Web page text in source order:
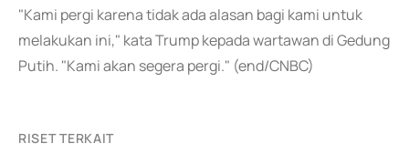
"Kami pergi karena tidak ada alasan bagi kami untuk
melakukan ini," kata Trump kepada wartawan di Gedung
Putih. "Kami akan segera pergi." (end/CNBC)
RISET TERKAIT